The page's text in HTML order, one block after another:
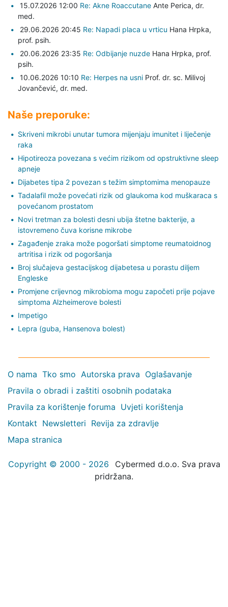
15.07.2026 12:00 Re: Akne Roaccutane Ante Perica, dr.
med.
29.06.2026 20:45 Re: Napadi placa u vrticu Hana Hrpka,
prof. psih.
20.06.2026 23:35 Re: Odbijanje nuzde Hana Hrpka, prof.
psih.
10.06.2026 10:10 Re: Herpes na usni Prof. dr. sc. Milivoj
Jovančević, dr. med.
Naše preporuke:
Skriveni mikrobi unutar tumora mijenjaju imunitet i liječenje
raka
Hipotireoza povezana s većim rizikom od opstruktivne sleep
apneje
Dijabetes tipa 2 povezan s težim simptomima menopauze
Tadalafil može povećati rizik od glaukoma kod muškaraca s
povećanom prostatom
Novi tretman za bolesti desni ubija štetne bakterije, a
istovremeno čuva korisne mikrobe
Zagađenje zraka može pogoršati simptome reumatoidnog
artritisa i rizik od pogoršanja
Broj slučajeva gestacijskog dijabetesa u porastu diljem
Engleske
Promjene crijevnog mikrobioma mogu započeti prije pojave
simptoma Alzheimerove bolesti
Impetigo
Lepra (guba, Hansenova bolest)
O nama Tko smo Autorska prava Oglašavanje
Pravila o obradi i zaštiti osobnih podataka
Pravila za korištenje foruma Uvjeti korištenja
Kontakt Newsletteri Revija za zdravlje
Mapa stranica
Copyright © 2000 - 2026
Cybermed d.o.o. Sva prava
pridržana.